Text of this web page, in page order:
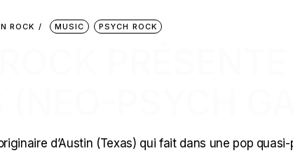
ROCK MUSIC PSYCH ROCK
d’Austin (Texas) qui fait dans une pop